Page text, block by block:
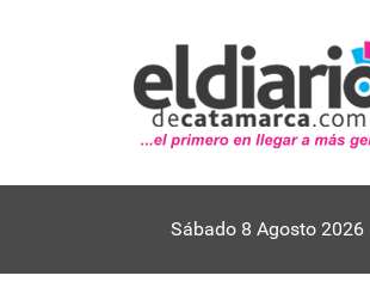
Sábado 8 Agosto 2026